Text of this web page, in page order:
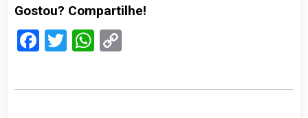
Gostou? Compartilhe!
Facebook
TwitterWhatsApp